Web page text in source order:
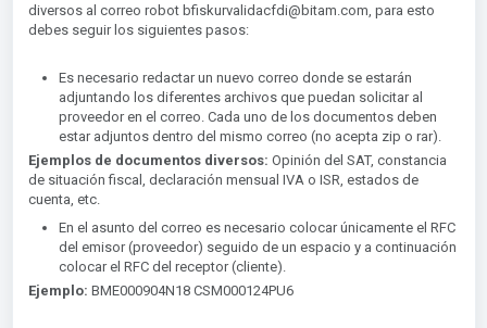
diversos al correo robot bfiskurvalidacfdi@bitam.com, para esto
debes seguir los siguientes pasos:
Es necesario redactar un nuevo correo donde se estarán
adjuntando los diferentes archivos que puedan solicitar al
proveedor en el correo. Cada uno de los documentos deben
estar adjuntos dentro del mismo correo (no acepta zip o rar).
Ejemplos de documentos diversos: Opinión del SAT, constancia
de situación fiscal, declaración mensual IVA o ISR, estados de
cuenta, etc.
En el asunto del correo es necesario colocar únicamente el RFC
del emisor (proveedor) seguido de un espacio y a continuación
colocar el RFC del receptor (cliente).
Ejemplo: BME000904N18 CSM000124PU6